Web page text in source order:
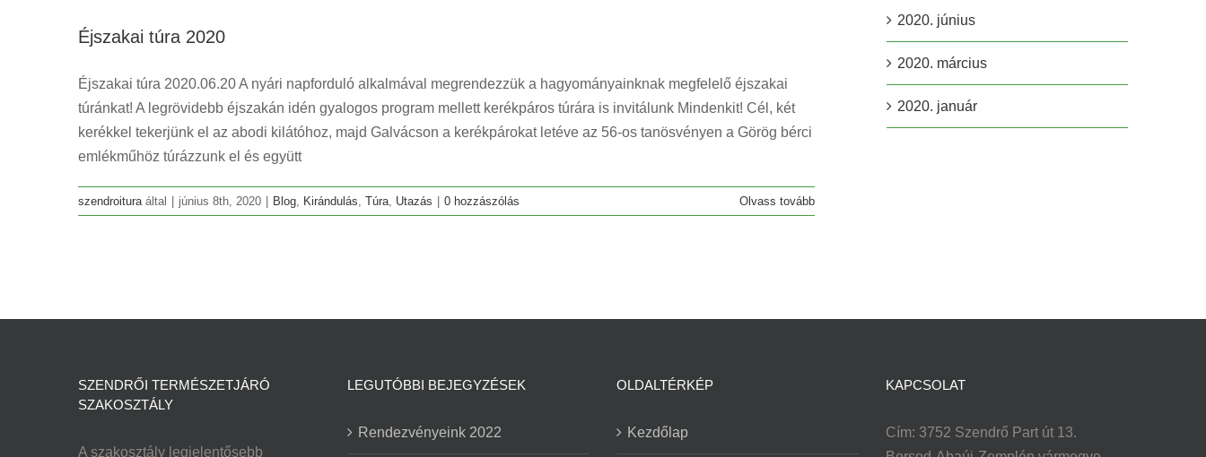
Éjszakai túra 2020
Éjszakai túra 2020.06.20 A nyári napforduló alkalmával megrendezzük a hagyományainknak megfelelő éjszakai
túránkat! A legrövidebb éjszakán idén gyalogos program mellett kerékpáros túrára is invitálunk Mindenkit! Cél, két
kerékkel tekerjünk el az abodi kilátóhoz, majd Galvácson a kerékpárokat letéve az 56-os tanösvényen a Görög bérci
emlékműhöz túrázzunk el és együtt
szendroitura által | június 8th, 2020 | Blog Kirándulás Túra Utazás | 0 hozzászólás Olvass tovább
2020. június
2020. március
2020. január
SZENDRŐI TERMÉSZETJÁRÓ
SZAKOSZTÁLY
A szakosztály legjelentősebb
LEGUTÓBBI BEJEGYZÉSEK
Rendezvényeink 2022
OLDALTÉRKÉP
Kezdőlap
KAPCSOLAT
Cím: 3752 Szendrő Part út 13.